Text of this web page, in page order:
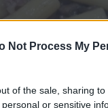
Not Process My
of the sale, sharing
or sensitive